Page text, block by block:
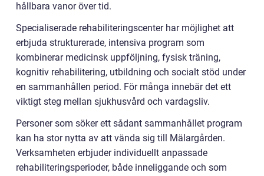
hållbara vanor över tid.
Specialiserade rehabiliteringscenter har möjlighet att
erbjuda strukturerade, intensiva program som
kombinerar medicinsk uppföljning, fysisk träning,
kognitiv rehabilitering, utbildning och socialt stöd under
en sammanhållen period. För många innebär det ett
viktigt steg mellan sjukhusvård och vardagsliv.
Personer som söker ett sådant sammanhållet program
kan ha stor nytta av att vända sig till Mälargården.
Verksamheten erbjuder individuellt anpassade
rehabiliteringsperioder, både inneliggande och som